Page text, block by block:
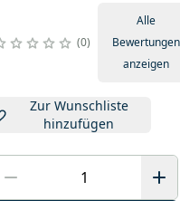
0
Alle
Bewertungen
anzeigen
Zur Wunschliste
hinzufügen